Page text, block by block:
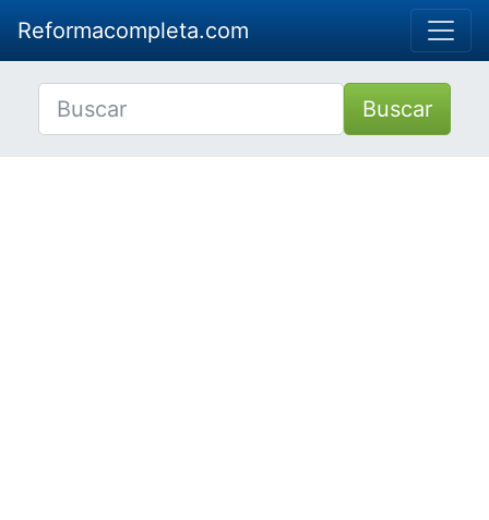
Reformacompleta.com
Buscar